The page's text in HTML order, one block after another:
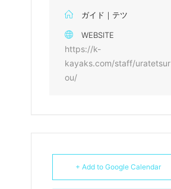
ガイド｜テツ
WEBSITE
https://k-
kayaks.com/staff/uratetsur
ou/
+ Add to Google Calendar